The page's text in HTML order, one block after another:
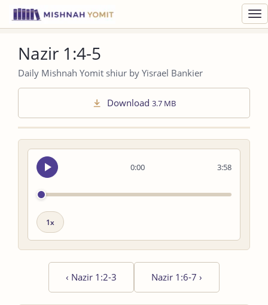
Nazir 1:4-5
Daily Mishnah Yomit shiur by Yisrael Bankier
Download 3.7 MB
0:00
Seek
audio
3:58
Playback
‹ Nazir 1:2-3 Nazir 1:6-7 ›